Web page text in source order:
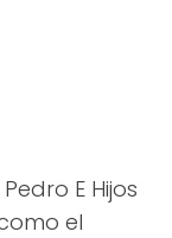
E Hijos
el